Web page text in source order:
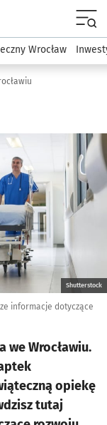
Dla mieszkańca
Wrocław
Shutterstock
informacje dotyczące
we Wrocławiu.
opiekę
tutaj